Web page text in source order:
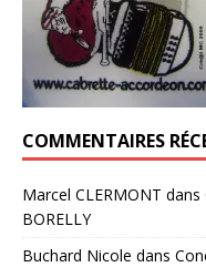
COMMENTAIRES
Marcel CLERMONT dans
BORELLY
Buchard Nicole dans